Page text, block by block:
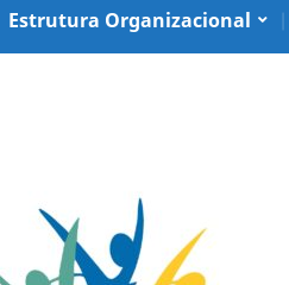
Estrutura Organizacional